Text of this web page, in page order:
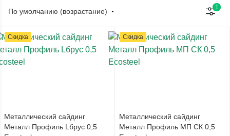
По умолчанию (возрастание) 1
Скидка
Металлический сайдинг
Металл Профиль Lбрус 0,5
Скидка
Металлический сайдинг
Металл Профиль МП СК 0,5